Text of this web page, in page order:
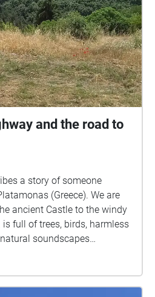
and the road to
a story of someone
(Greece). We are
ancient Castle to the windy
full of trees, birds, harmless
soundscapes
factor give a result of
was recorded during Covid-